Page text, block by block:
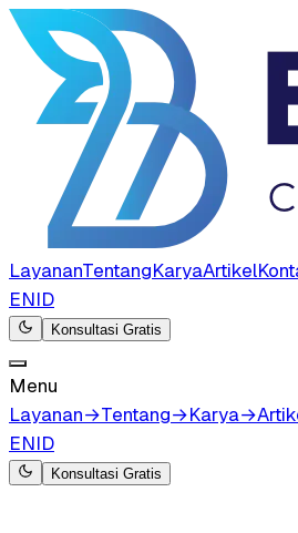
LayananTentangKaryaArtikel
ENID
Konsultasi Gratis
Menu
Layanan→Tentang→Karya→
ENID
Konsultasi Gratis